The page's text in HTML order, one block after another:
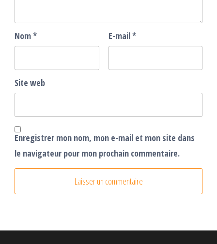
Nom* E-mail*
Site web
Enregistrer mon nom, mon e-mail et mon site dans
le navigateur pour mon prochain commentaire.